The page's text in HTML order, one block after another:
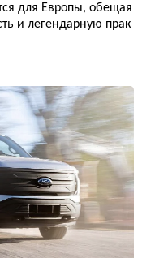
для Европы, обещая
и легендарную прак